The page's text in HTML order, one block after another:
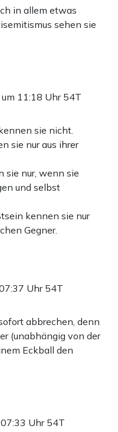
in allem etwas
sehen sie
11:18 Uhr 54T
sie nicht.
sie nur aus ihrer
sie nur, wenn sie
und selbst
kennen sie nur
Gegner.
Uhr 54T
abbrechen, denn
(unabhängig von der
Eckball den
Uhr 54T